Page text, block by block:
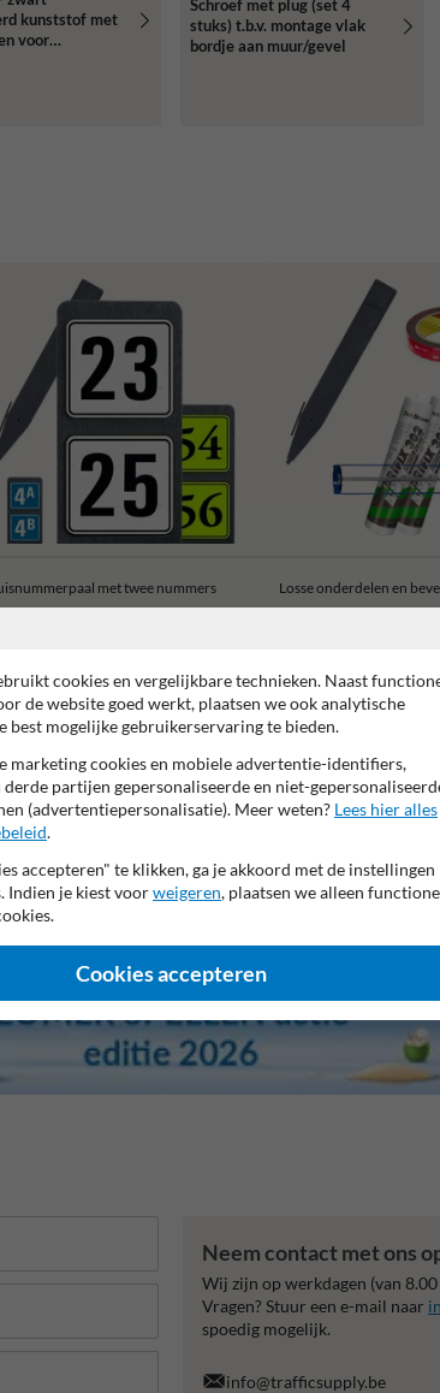
kunststof met
voor
Schroef met plug (set 4
stuks) t.b.v. montage vlak
bordje aan muur/gevel
met twee nummers Losse onderdelen en
folie 99%
Neem contact met ons
Wij zijn op werkdagen (van
Vragen? Stuur een e-mail naar
spoedig mogelijk.
info@trafficsupply.be
cookies en vergelijkbare technieken. Naast
de website goed werkt, plaatsen we ook analytische
best mogelijke gebruikerservaring te bieden.
marketing cookies en mobiele advertentie-identifiers,
partijen gepersonaliseerde en niet-
(advertentiepersonalisatie). Meer weten? Lees hier alles
.
accepteren" te klikken, ga je akkoord met de instellingen
Indien je kiest voorweigeren, plaatsen we alleen
Cookies accepteren